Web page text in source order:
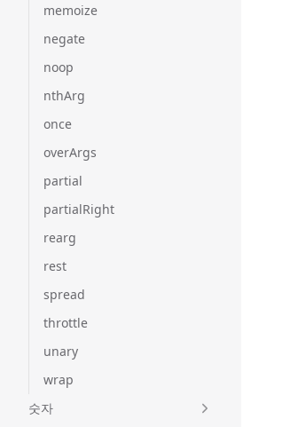
memoize
negate
noop
nthArg
once
overArgs
partial
partialRight
rearg
rest
spread
throttle
unary
wrap
숫자